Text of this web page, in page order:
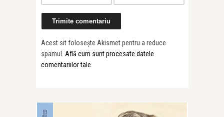
Acest sit folosește Akismet pentru a reduce
spamul. Află cum sunt procesate datele
comentariilor tale.